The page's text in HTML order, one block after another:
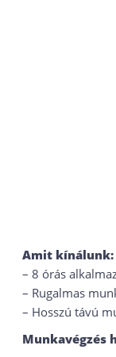
Amit kínálunk:
– 8 órás
– Rugalmas
– Hosszú távú
Munkavégzés